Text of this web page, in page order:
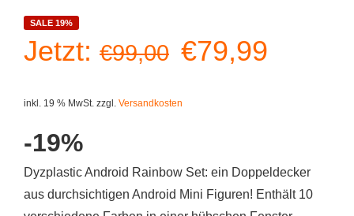
SALE 19%
Jetzt: €99,00
Preis
€99,00
€79,99
inkl. 19 % MwSt. zzgl. Versandkosten
-19%
Dyzplastic Android Rainbow Set: ein Doppeldecker
aus durchsichtigen Android Mini Figuren! Enthält 10